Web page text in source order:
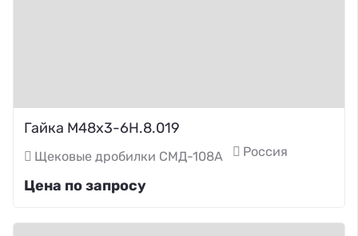
Гайка М48х3-6Н.8.019
Щековые дробилки СМД-108А Россия
Цена по запросу